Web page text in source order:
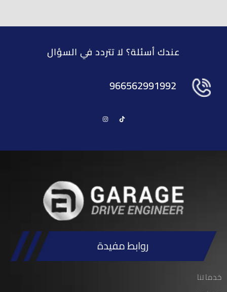
عندك أسئلة؟ لا تتردد في السؤال
966562991992
روابط مفيدة
خدماتنا